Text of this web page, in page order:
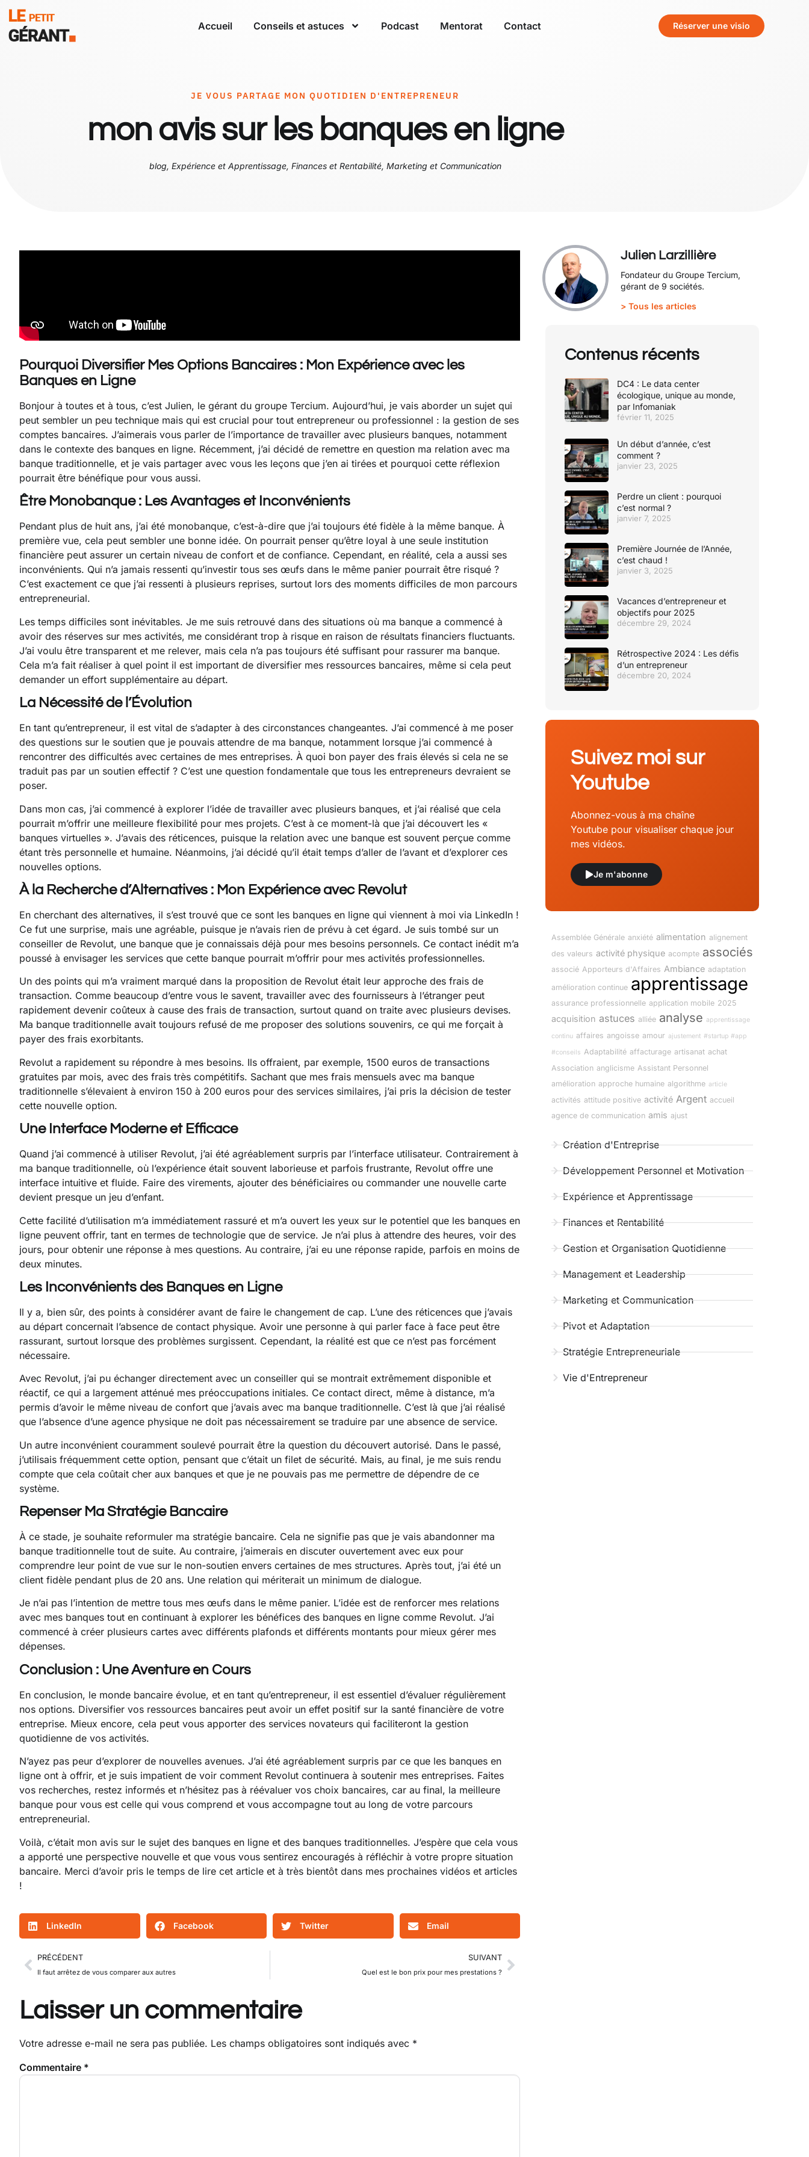
Accueil Conseils et astuces Podcast Mentorat Contact Réserver une visio
JE VOUS PARTAGE MON QUOTIDIEN D'ENTREPRENEUR
mon avis sur les banques en ligne
blog, Expérience et Apprentissage, Finances et Rentabilité, Marketing et Communication
Pourquoi Diversifier Mes Options Bancaires : Mon Expérience avec les
Banques en Ligne
Bonjour à toutes et à tous, c’est Julien, le gérant du groupe Tercium. Aujourd’hui, je vais aborder un sujet qui
peut sembler un peu technique mais qui est crucial pour tout entrepreneur ou professionnel : la gestion de ses
comptes bancaires. J’aimerais vous parler de l’importance de travailler avec plusieurs banques, notamment
dans le contexte des banques en ligne. Récemment, j’ai décidé de remettre en question ma relation avec ma
banque traditionnelle, et je vais partager avec vous les leçons que j’en ai tirées et pourquoi cette réflexion
pourrait être bénéfique pour vous aussi.
Être Monobanque : Les Avantages et Inconvénients
Pendant plus de huit ans, j’ai été monobanque, c’est-à-dire que j’ai toujours été fidèle à la même banque. À
première vue, cela peut sembler une bonne idée. On pourrait penser qu’être loyal à une seule institution
financière peut assurer un certain niveau de confort et de confiance. Cependant, en réalité, cela a aussi ses
inconvénients. Qui n’a jamais ressenti qu’investir tous ses œufs dans le même panier pourrait être risqué ?
C’est exactement ce que j’ai ressenti à plusieurs reprises, surtout lors des moments difficiles de mon parcours
entrepreneurial.
Les temps difficiles sont inévitables. Je me suis retrouvé dans des situations où ma banque a commencé à
avoir des réserves sur mes activités, me considérant trop à risque en raison de résultats financiers fluctuants.
J’ai voulu être transparent et me relever, mais cela n’a pas toujours été suffisant pour rassurer ma banque.
Cela m’a fait réaliser à quel point il est important de diversifier mes ressources bancaires, même si cela peut
demander un effort supplémentaire au départ.
La Nécessité de l’Évolution
En tant qu’entrepreneur, il est vital de s’adapter à des circonstances changeantes. J’ai commencé à me poser
des questions sur le soutien que je pouvais attendre de ma banque, notamment lorsque j’ai commencé à
rencontrer des difficultés avec certaines de mes entreprises. À quoi bon payer des frais élevés si cela ne se
traduit pas par un soutien effectif ? C’est une question fondamentale que tous les entrepreneurs devraient se
poser.
Dans mon cas, j’ai commencé à explorer l’idée de travailler avec plusieurs banques, et j’ai réalisé que cela
pourrait m’offrir une meilleure flexibilité pour mes projets. C’est à ce moment-là que j’ai découvert les «
banques virtuelles ». J’avais des réticences, puisque la relation avec une banque est souvent perçue comme
étant très personnelle et humaine. Néanmoins, j’ai décidé qu’il était temps d’aller de l’avant et d’explorer ces
nouvelles options.
À la Recherche d’Alternatives : Mon Expérience avec Revolut
En cherchant des alternatives, il s’est trouvé que ce sont les banques en ligne qui viennent à moi via LinkedIn !
Ce fut une surprise, mais une agréable, puisque je n’avais rien de prévu à cet égard. Je suis tombé sur un
conseiller de Revolut, une banque que je connaissais déjà pour mes besoins personnels. Ce contact inédit m’a
poussé à envisager les services que cette banque pourrait m’offrir pour mes activités professionnelles.
Un des points qui m’a vraiment marqué dans la proposition de Revolut était leur approche des frais de
transaction. Comme beaucoup d’entre vous le savent, travailler avec des fournisseurs à l’étranger peut
rapidement devenir coûteux à cause des frais de transaction, surtout quand on traite avec plusieurs devises.
Ma banque traditionnelle avait toujours refusé de me proposer des solutions souvenirs, ce qui me forçait à
payer des frais exorbitants.
Revolut a rapidement su répondre à mes besoins. Ils offraient, par exemple, 1500 euros de transactions
gratuites par mois, avec des frais très compétitifs. Sachant que mes frais mensuels avec ma banque
traditionnelle s’élevaient à environ 150 à 200 euros pour des services similaires, j’ai pris la décision de tester
cette nouvelle option.
Une Interface Moderne et Efficace
Quand j’ai commencé à utiliser Revolut, j’ai été agréablement surpris par l’interface utilisateur. Contrairement à
ma banque traditionnelle, où l’expérience était souvent laborieuse et parfois frustrante, Revolut offre une
interface intuitive et fluide. Faire des virements, ajouter des bénéficiaires ou commander une nouvelle carte
devient presque un jeu d’enfant.
Cette facilité d’utilisation m’a immédiatement rassuré et m’a ouvert les yeux sur le potentiel que les banques en
ligne peuvent offrir, tant en termes de technologie que de service. Je n’ai plus à attendre des heures, voir des
jours, pour obtenir une réponse à mes questions. Au contraire, j’ai eu une réponse rapide, parfois en moins de
deux minutes.
Les Inconvénients des Banques en Ligne
Il y a, bien sûr, des points à considérer avant de faire le changement de cap. L’une des réticences que j’avais
au départ concernait l’absence de contact physique. Avoir une personne à qui parler face à face peut être
rassurant, surtout lorsque des problèmes surgissent. Cependant, la réalité est que ce n’est pas forcément
nécessaire.
Avec Revolut, j’ai pu échanger directement avec un conseiller qui se montrait extrêmement disponible et
réactif, ce qui a largement atténué mes préoccupations initiales. Ce contact direct, même à distance, m’a
permis d’avoir le même niveau de confort que j’avais avec ma banque traditionnelle. C’est là que j’ai réalisé
que l’absence d’une agence physique ne doit pas nécessairement se traduire par une absence de service.
Un autre inconvénient couramment soulevé pourrait être la question du découvert autorisé. Dans le passé,
j’utilisais fréquemment cette option, pensant que c’était un filet de sécurité. Mais, au final, je me suis rendu
compte que cela coûtait cher aux banques et que je ne pouvais pas me permettre de dépendre de ce
système.
Repenser Ma Stratégie Bancaire
À ce stade, je souhaite reformuler ma stratégie bancaire. Cela ne signifie pas que je vais abandonner ma
banque traditionnelle tout de suite. Au contraire, j’aimerais en discuter ouvertement avec eux pour
comprendre leur point de vue sur le non-soutien envers certaines de mes structures. Après tout, j’ai été un
client fidèle pendant plus de 20 ans. Une relation qui mériterait un minimum de dialogue.
Je n’ai pas l’intention de mettre tous mes œufs dans le même panier. L’idée est de renforcer mes relations
avec mes banques tout en continuant à explorer les bénéfices des banques en ligne comme Revolut. J’ai
commencé à créer plusieurs cartes avec différents plafonds et différents montants pour mieux gérer mes
dépenses.
Conclusion : Une Aventure en Cours
En conclusion, le monde bancaire évolue, et en tant qu’entrepreneur, il est essentiel d’évaluer régulièrement
nos options. Diversifier vos ressources bancaires peut avoir un effet positif sur la santé financière de votre
entreprise. Mieux encore, cela peut vous apporter des services novateurs qui faciliteront la gestion
quotidienne de vos activités.
N’ayez pas peur d’explorer de nouvelles avenues. J’ai été agréablement surpris par ce que les banques en
ligne ont à offrir, et je suis impatient de voir comment Revolut continuera à soutenir mes entreprises. Faites
vos recherches, restez informés et n’hésitez pas à réévaluer vos choix bancaires, car au final, la meilleure
banque pour vous est celle qui vous comprend et vous accompagne tout au long de votre parcours
entrepreneurial.
Voilà, c’était mon avis sur le sujet des banques en ligne et des banques traditionnelles. J’espère que cela vous
a apporté une perspective nouvelle et que vous vous sentirez encouragés à réfléchir à votre propre situation
bancaire. Merci d’avoir pris le temps de lire cet article et à très bientôt dans mes prochaines vidéos et articles
!
LinkedIn Facebook Twitter Email
PRÉCÉDENT
Il faut arrêtez de vous comparer aux autres
SUIVANT
Quel est le bon prix pour mes prestations ?
Laisser un commentaire
Votre adresse e-mail ne sera pas publiée. Les champs obligatoires sont indiqués avec *
Commentaire *
Julien Larzillière
Fondateur du Groupe Tercium,
gérant de 9 sociétés.
> Tous les articles
Contenus récents
DC4 : Le data center
écologique, unique au monde,
par Infomaniak
février 11, 2025
Un début d’année, c’est
comment ?
janvier 23, 2025
Perdre un client : pourquoi
c’est normal ?
janvier 7, 2025
Première Journée de l’Année,
c’est chaud !
janvier 3, 2025
Vacances d’entrepreneur et
objectifs pour 2025
décembre 29, 2024
Rétrospective 2024 : Les défis
d’un entrepreneur
décembre 20, 2024
Suivez moi sur
Youtube
Abonnez-vous à ma chaîne
Youtube pour visualiser chaque jour
mes vidéos.
Je m'abonne
Assemblée Générale anxiété alimentation alignement
des valeurs activité physique acompte associés
associé Apporteurs d'Affaires Ambiance adaptation
amélioration continue apprentissage
assurance professionnelle application mobile 2025
acquisition astuces alliée analyse apprentissage
continu affaires angoisse amour ajustement #startup #app
#conseils Adaptabilité affacturage artisanat achat
Association anglicisme Assistant Personnel
amélioration approche humaine algorithme article
activités attitude positive activité Argent accueil
agence de communication amis ajust
Création d'Entreprise
Développement Personnel et Motivation
Expérience et Apprentissage
Finances et Rentabilité
Gestion et Organisation Quotidienne
Management et Leadership
Marketing et Communication
Pivot et Adaptation
Stratégie Entrepreneuriale
Vie d'Entrepreneur